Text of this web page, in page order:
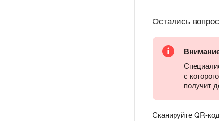
Остались
с
получит
Сканируйте QR-